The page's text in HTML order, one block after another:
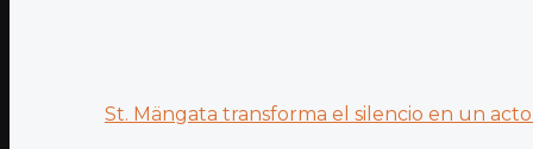
St. Mängata transforma el silencio en un